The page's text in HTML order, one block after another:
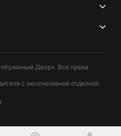
Двор». Все права
с эксклюзивной отделкой.